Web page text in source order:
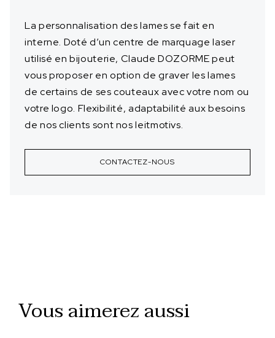
La personnalisation des lames se fait en
interne. Doté d’un centre de marquage laser
utilisé en bijouterie, Claude DOZORME peut
vous proposer en option de graver les lames
de certains de ses couteaux avec votre nom ou
votre logo. Flexibilité, adaptabilité aux besoins
de nos clients sont nos leitmotivs.
CONTACTEZ-NOUS
Vous aimerez aussi